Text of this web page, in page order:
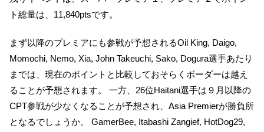
ト総量は、11,840ptsです。
まず以降のプレミアにも参戦が予想されるOil King, Daigo,
Momochi, Nemo, Xia, John Takeuchi, Sako, Dogura選手あたり
までは、現在のポイントと比較しておそらくボーダーは越え
ることが予想されます。 一方、26位Haitani選手は９月以降の
CPT参戦が少なくなることが予想され、Asia Premierが勝負所
となるでしょうか。 GamerBee, Itabashi Zangief, HotDog29,